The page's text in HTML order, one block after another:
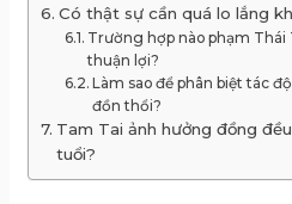
Có thật sự cần quá lo lắng
Trường hợp nào phạm
thuận lợi?
Làm sao để phân biệt tác
đồn thổi?
Tam Tai ảnh hưởng đồng
tuổi?